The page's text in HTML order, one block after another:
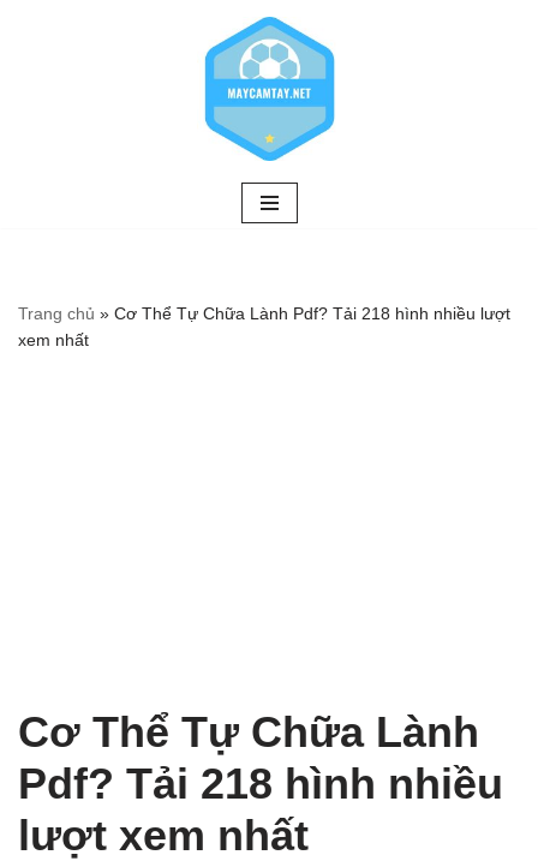
Trang chủ » Cơ Thể Tự Chữa Lành Pdf? Tải 218 hình nhiều lượt
xem nhất
Cơ Thể Tự Chữa Lành
Pdf? Tải 218 hình nhiều
lượt xem nhất